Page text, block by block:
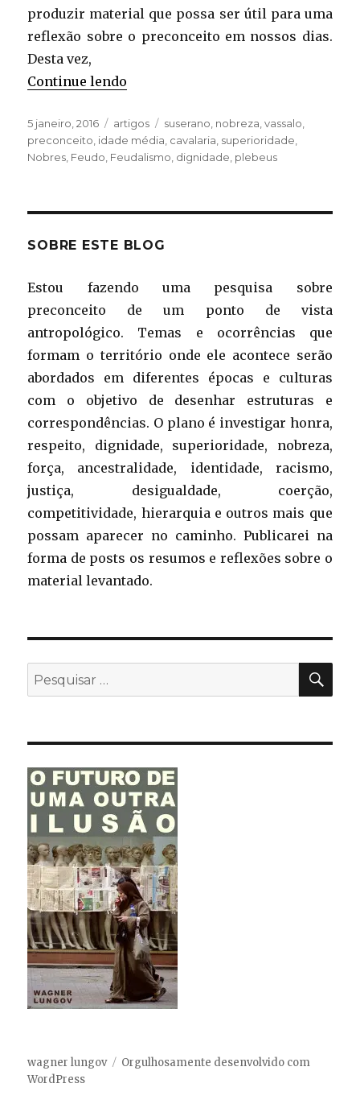
produzir material que possa ser útil para uma
reflexão sobre o preconceito em nossos dias.
Desta vez,
Continue lendo
Publicado
em
5 janeiro, 2016 Categorias
artigos Tags
suserano nobreza ,vassalo
preconceito idade média cavalaria superioridade
Nobres Feudo Feudalismo dignidade plebeus
SOBRE ESTE BLOG
Estou fazendo uma pesquisa sobre
preconceito de um ponto de vista
antropológico. Temas e ocorrências que
formam o território onde ele acontece serão
abordados em diferentes épocas e culturas
com o objetivo de desenhar estruturas e
correspondências. O plano é investigar honra,
respeito, dignidade, superioridade, nobreza,
força, ancestralidade, identidade, racismo,
justiça, desigualdade, coerção,
competitividade, hierarquia e outros mais que
possam aparecer no caminho. Publicarei na
forma de posts os resumos e reflexões sobre o
material levantado.
Pesquisar
por:
wagner lungov
Orgulhosamente desenvolvido com
WordPress